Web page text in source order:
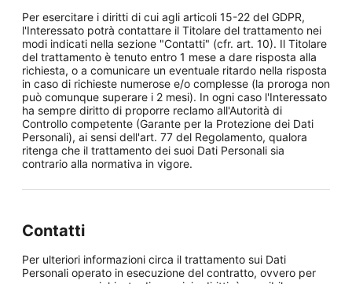
Per esercitare i diritti di cui agli articoli 15-22 del GDPR,
l'Interessato potrà contattare il Titolare del trattamento nei
modi indicati nella sezione "Contatti" (cfr. art. 10). Il Titolare
del trattamento è tenuto entro 1 mese a dare risposta alla
richiesta, o a comunicare un eventuale ritardo nella risposta
in caso di richieste numerose e/o complesse (la proroga non
può comunque superare i 2 mesi). In ogni caso l'Interessato
ha sempre diritto di proporre reclamo all'Autorità di
Controllo competente (Garante per la Protezione dei Dati
Personali), ai sensi dell'art. 77 del Regolamento, qualora
ritenga che il trattamento dei suoi Dati Personali sia
contrario alla normativa in vigore.
Contatti
Per ulteriori informazioni circa il trattamento sui Dati
Personali operato in esecuzione del contratto, ovvero per